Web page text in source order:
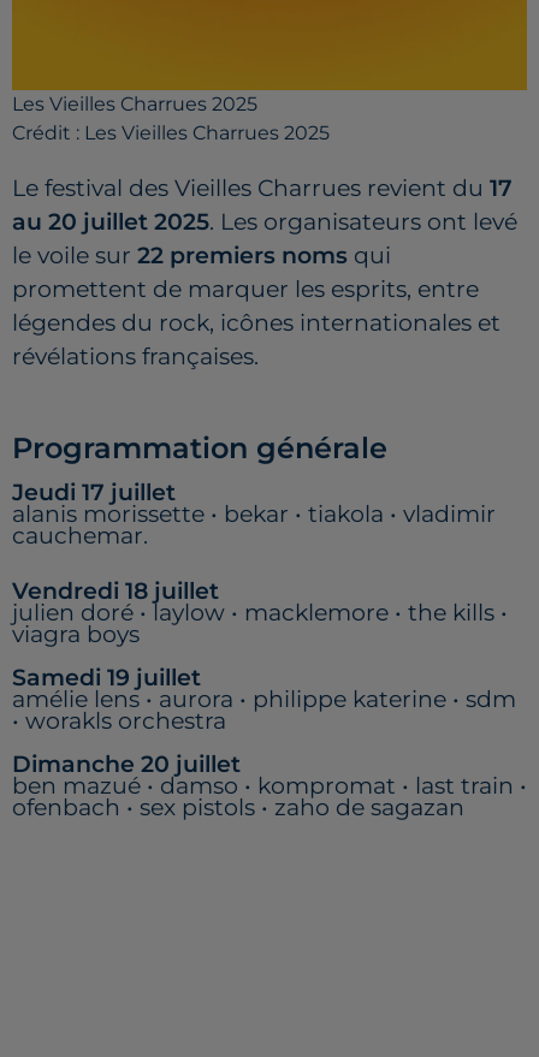
Les Vieilles Charrues 2025
Crédit : Les Vieilles Charrues 2025
Le festival des Vieilles Charrues revient du 17
au 20 juillet 2025. Les organisateurs ont levé
le voile sur 22 premiers noms qui
promettent de marquer les esprits, entre
légendes du rock, icônes internationales et
révélations françaises.
Programmation générale
Jeudi 17 juillet
alanis morissette • bekar • tiakola • vladimir
cauchemar.
Vendredi 18 juillet
julien doré • laylow • macklemore • the kills •
viagra boys
Samedi 19 juillet
amélie lens • aurora • philippe katerine • sdm
• worakls orchestra
Dimanche 20 juillet
ben mazué • damso • kompromat • last train •
ofenbach • sex pistols • zaho de sagazan